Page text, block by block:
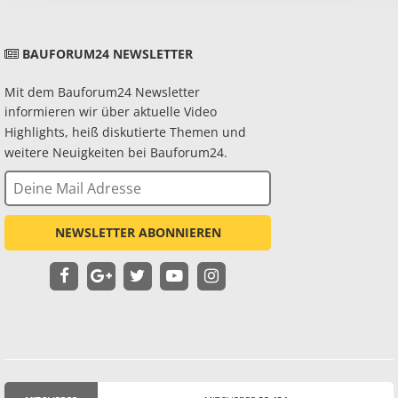
BAUFORUM24 NEWSLETTER
Mit dem Bauforum24 Newsletter
informieren wir über aktuelle Video
Highlights, heiß diskutierte Themen und
weitere Neuigkeiten bei Bauforum24.
NEWSLETTER ABONNIEREN